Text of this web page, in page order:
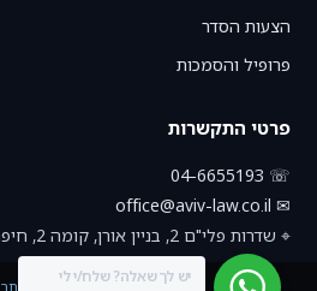
הצעות הסדר
פרופיל והסמכות
פרטי התקשרות
☏ 04-6655193
✉ office@aviv-law.co.il
⌖ שדרות פלי"ם 2, בניין אורן, קומה 2, חיפה
תנאי שימוש באתר
יש לך שאלה? שלח/י לי